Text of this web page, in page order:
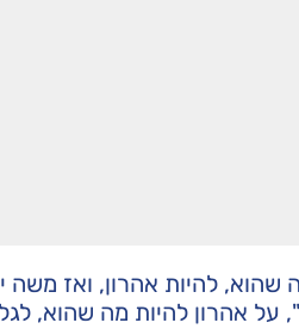
להיות אהרון, ואז משה
על אהרון להיות מה שהוא,